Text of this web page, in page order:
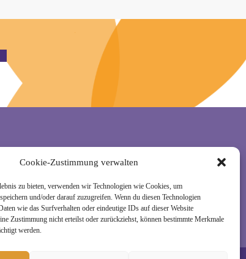
Cookie-Zustimmung verwalten
zu bieten, verwenden wir Technologien wie Cookies, um
und/oder darauf zuzugreifen. Wenn du diesen Technologien
wie das Surfverhalten oder eindeutige IDs auf dieser Website
Zustimmung nicht erteilst oder zurückziehst, können bestimmte Merkmale
werden.
abmelden. Alle Details zur Nutzung